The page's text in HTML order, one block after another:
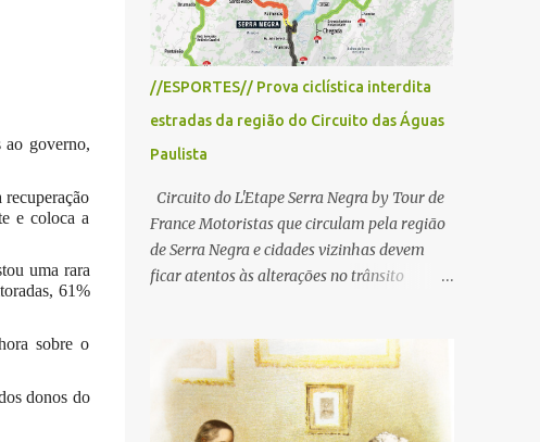
governo,
e coloca a
uma rara
61%
sobre o
donos do
//ESPORTES// Prova ciclística interdita
estradas da região do Circuito das Águas
Paulista
Circuito do L'Etape Serra Negra by Tour de
France Motoristas que circulam pela região
de Serra Negra e cidades vizinhas devem
ficar atentos às alterações no trânsito
realização do L'Étape Serra Negra by Tour
de France presented by Nubank.
Considerado o principal circuito de ciclismo
amador da América Latina, o evento reunirá